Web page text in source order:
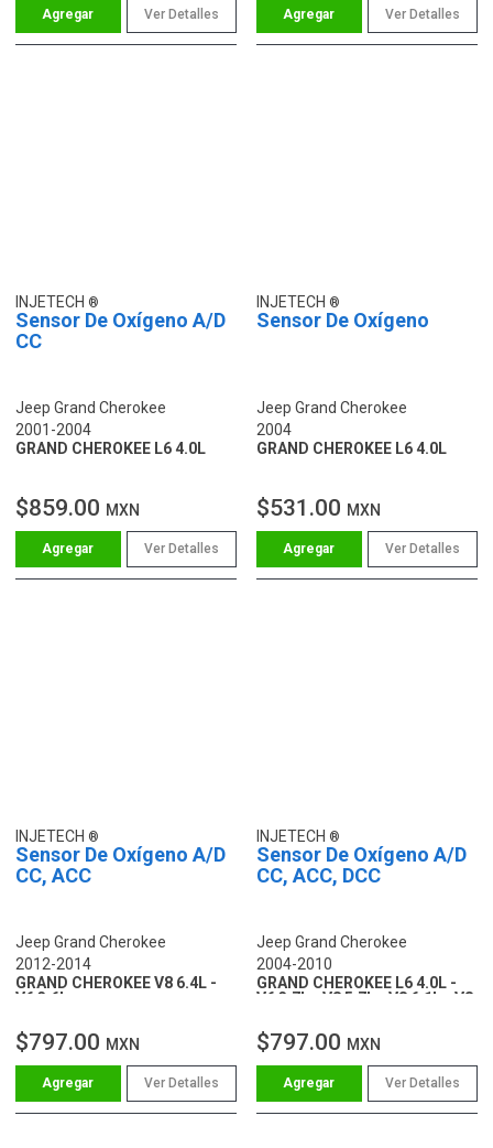
Ver Detalles Ver Detalles
INJETECH
Sensor De Oxígeno A/D
CC
Jeep Grand Cherokee
2001-2004
GRAND CHEROKEE L6 4.0L
$859.00 MXN
Ver Detalles
INJETECH
Sensor De Oxígeno
Jeep Grand Cherokee
2004
GRAND CHEROKEE L6 4.0L
$531.00 MXN
Ver Detalles
INJETECH
Sensor De Oxígeno A/D
CC, ACC
Jeep Grand Cherokee
2012-2014
GRAND CHEROKEE V8 6.4L -
V6 3.6L
$797.00 MXN
Ver Detalles
INJETECH
Sensor De Oxígeno A/D
CC, ACC, DCC
Jeep Grand Cherokee
2004-2010
GRAND CHEROKEE L6 4.0L -
V6 3.7L - V8 5.7L - V8 6.1L - V8
$797.00 MXN
Ver Detalles